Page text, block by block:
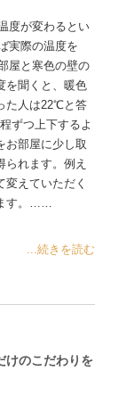
度が変わるとい
実際の温度を
屋と寒色の壁の
を聞くと、暖色
た人は22℃と答
ずつ上下するよ
お部屋に少し取
られます。例え
えていただく
す。……
...続きを読む
けのこだわりを